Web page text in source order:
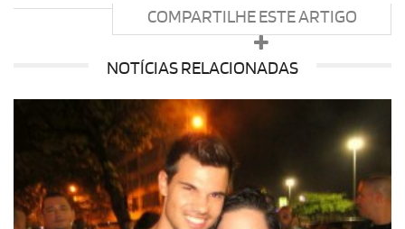
COMPARTILHE ESTE ARTIGO
NOTÍCIAS RELACIONADAS